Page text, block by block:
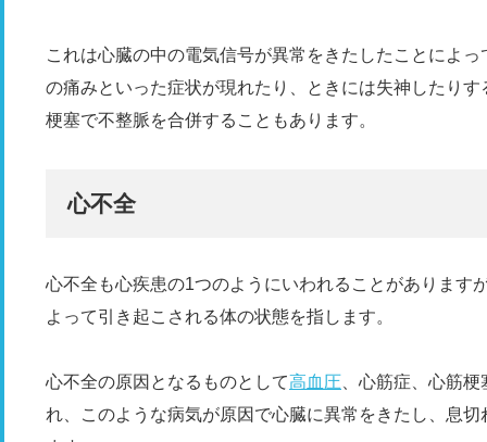
これは心臓の中の電気信号が異常をきたしたことによ
の痛みといった症状が現れたり、ときには失神したり
梗塞で不整脈を合併することもあります。
心不全
心不全も心疾患の1つのようにいわれることがあります
よって引き起こされる体の状態を指します。
心不全の原因となるものとして高血圧 、心筋症、心筋
れ、このような病気が原因で心臓に異常をきたし、息